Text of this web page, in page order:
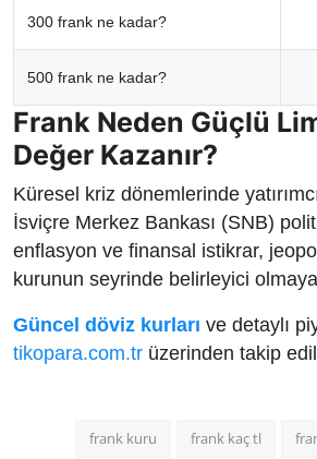
300 frank ne kadar?
500 frank ne kadar?
Frank Neden Güçlü
Değer Kazanır?
Küresel kriz dönemlerinde
İsviçre Merkez Bankası (SNB)
enflasyon ve finansal istikrar,
kurunun seyrinde belirleyici
Güncel döviz kurları ve detaylı
tikopara.com.tr üzerinden takip
frank kuru frank kaç tl